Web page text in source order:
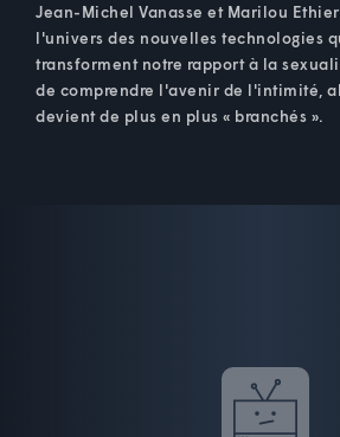
Jean-Michel Vanasse et Marilou
l'univers des nouvelles technologies
transforment notre rapport à la
de comprendre l'avenir de l'intimité,
devient de plus en plus « branchés ».